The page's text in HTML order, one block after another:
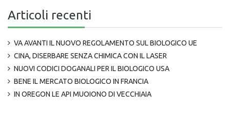
Articoli recenti
VA AVANTI IL NUOVO REGOLAMENTO SUL BIOLOGICO UE
CINA, DISERBARE SENZA CHIMICA CON IL LASER
NUOVI CODICI DOGANALI PER IL BIOLOGICO USA
BENE IL MERCATO BIOLOGICO IN FRANCIA
IN OREGON LE API MUOIONO DI VECCHIAIA